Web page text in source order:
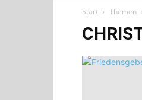
Start Themen